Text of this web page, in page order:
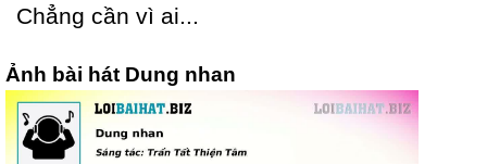
Ϲhẳng cần vì ai...
Ảnh bài hát Dung nhan